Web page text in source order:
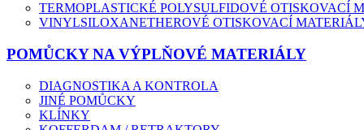
TERMOPLASTICKÉ POLYSULFIDOVÉ OTISKOVACÍ
VINYLSILOXANETHEROVÉ OTISKOVACÍ
POMŮCKY NA VÝPLŇOVÉ MATERIÁLY
DIAGNOSTIKA A KONTROLA
JINÉ POMŮCKY
KLÍNKY